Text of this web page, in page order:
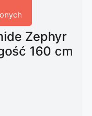
Zephyr
160 cm